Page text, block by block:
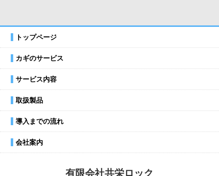
トップページ
カギのサービス
サービス内容
取扱製品
導入までの流れ
会社案内
有限会社共栄ロック